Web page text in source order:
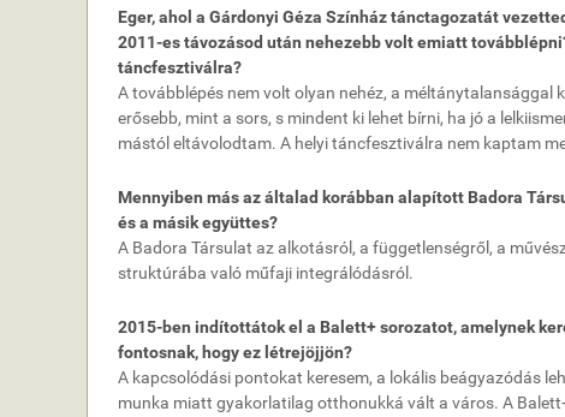
Eger, ahol a Gárdonyi Géza Színház tánctagozatát
2011-es távozásod után nehezebb volt emiatt
táncfesztiválra?
A továbblépés nem volt olyan nehéz, a méltánytalansággal
erősebb, mint a sors, s mindent ki lehet bírni, ha jó a
mástól eltávolodtam. A helyi táncfesztiválra nem kaptam
Mennyiben más az általad korábban alapított Badora
és a másik együttes?
A Badora Társulat az alkotásról, a függetlenségről, a
struktúrába való műfaji integrálódásról.
2015-ben indítottátok el a Balett+ sorozatot, amelynek
fontosnak, hogy ez létrejöjjön?
A kapcsolódási pontokat keresem, a lokális beágyazódás
munka miatt gyakorlatilag otthonukká vált a város. A